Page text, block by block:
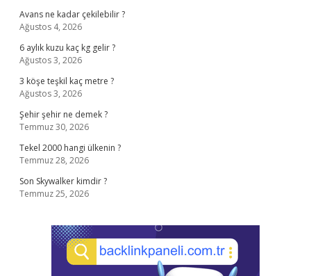
Avans ne kadar çekilebilir ?
Ağustos 4, 2026
6 aylık kuzu kaç kg gelir ?
Ağustos 3, 2026
3 köşe teşkil kaç metre ?
Ağustos 3, 2026
Şehir şehir ne demek ?
Temmuz 30, 2026
Tekel 2000 hangi ülkenin ?
Temmuz 28, 2026
Son Skywalker kimdir ?
Temmuz 25, 2026